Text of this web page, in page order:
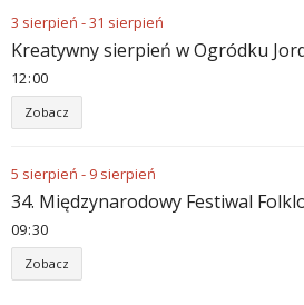
3 sierpień -31 sierpień
Kreatywny sierpień w Ogródku
12:00
Zobacz
5 sierpień - 9 sierpień
34. Międzynarodowy Festiwal
09:30
Zobacz